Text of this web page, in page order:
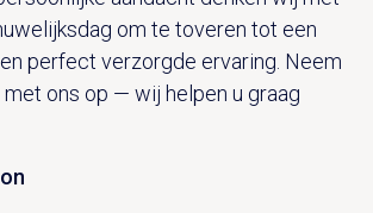
om te toveren tot een
perfect verzorgde ervaring. Neem
ons op — wij helpen u graag